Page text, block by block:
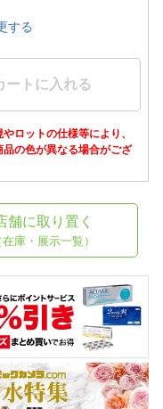
する
ートに入れる
ロットの仕様等により、
の色が異なる場合がござ
舗に取り置く
在庫・展示一覧）